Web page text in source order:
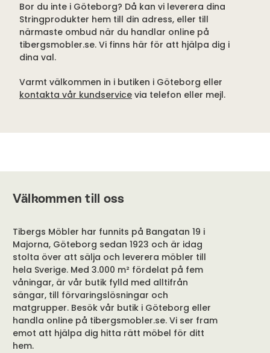
Bor du inte i Göteborg? Då kan vi leverera dina
Stringprodukter hem till din adress, eller till
närmaste ombud när du handlar online på
tibergsmobler.se. Vi finns här för att hjälpa dig i
dina val.
Varmt välkommen in i butiken i Göteborg eller
kontakta vår kundservice via telefon eller mejl.
Välkommen till oss
Tibergs Möbler har funnits på Bangatan 19 i
Majorna, Göteborg sedan 1923 och är idag
stolta över att sälja och leverera möbler till
hela Sverige. Med 3.000 m² fördelat på fem
våningar, är vår butik fylld med alltifrån
sängar, till förvaringslösningar och
matgrupper. Besök vår butik i Göteborg eller
handla online på tibergsmobler.se. Vi ser fram
emot att hjälpa dig hitta rätt möbel för ditt
hem.